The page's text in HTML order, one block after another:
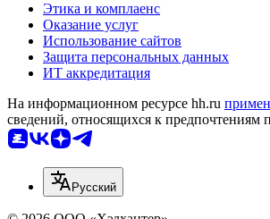
Этика и комплаенс
Оказание услуг
Использование сайтов
Защита персональных данных
ИТ аккредитация
На информационном ресурсе hh.ru
сведений, относящихся к предпочтениям
Русский